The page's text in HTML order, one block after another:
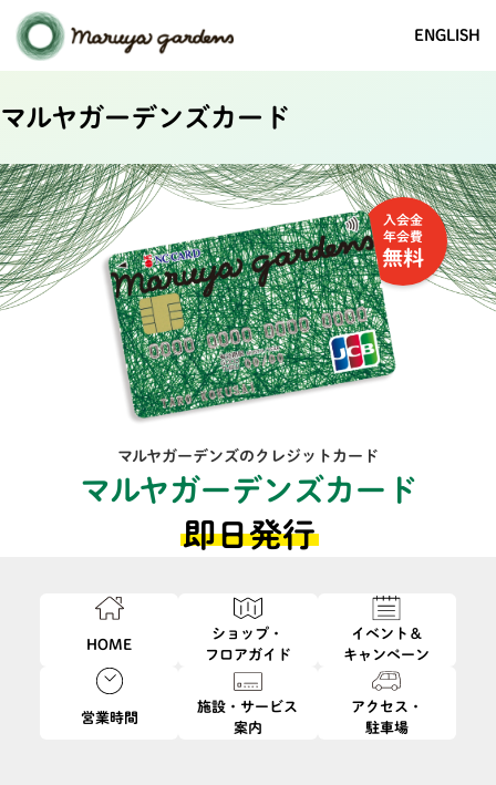
ENGLISH
HOME
ショップ・
フロアガイド
イベント＆
キャンペーン
営業時間
施設・サービス
案内
アクセス・
駐車場
マルヤガーデンズカード
入会金
年会費
無料
マルヤガーデンズのクレジットカード
マルヤガーデンズカード
即日発行
マルヤガーデンズカード